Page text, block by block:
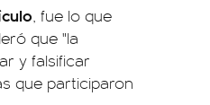
, fue lo que
que "la
y falsificar
que participaron